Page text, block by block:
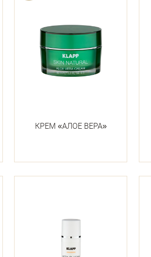
КРЕМ «АЛОЕ ВЕРА»